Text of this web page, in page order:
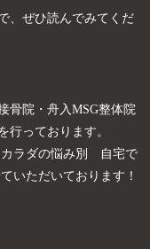
、ぜひ読んでみてくだ
骨院・舟入MSG整体院
行っております。
カラダの悩み別 自宅で
いただいております！